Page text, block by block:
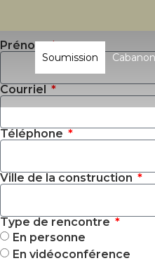
Soumission
Prénom
Courriel
Téléphone
Ville de la construction
Type de rencontre
En personne
En vidéoconférence